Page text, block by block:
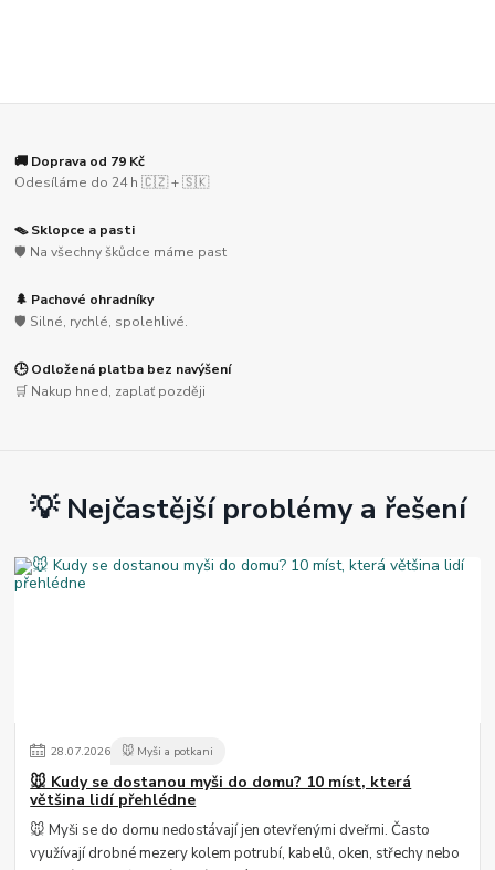
🚚 Doprava od 79 Kč
Odesíláme do 24 h 🇨🇿 + 🇸🇰
🪤 Sklopce a pasti
🛡️ Na všechny škůdce máme past
🌲 Pachové ohradníky
🛡️ Silné, rychlé, spolehlivé.
🕒 Odložená platba bez navýšení
🛒 Nakup hned, zaplať později
💡 Nejčastější problémy a řešení
28.07.2026 🐭 Myši a potkani
🐭 Kudy se dostanou myši do domu? 10 míst, která
většina lidí přehlédne
🐭 Myši se do domu nedostávají jen otevřenými dveřmi. Často
využívají drobné mezery kolem potrubí, kabelů, oken, střechy nebo